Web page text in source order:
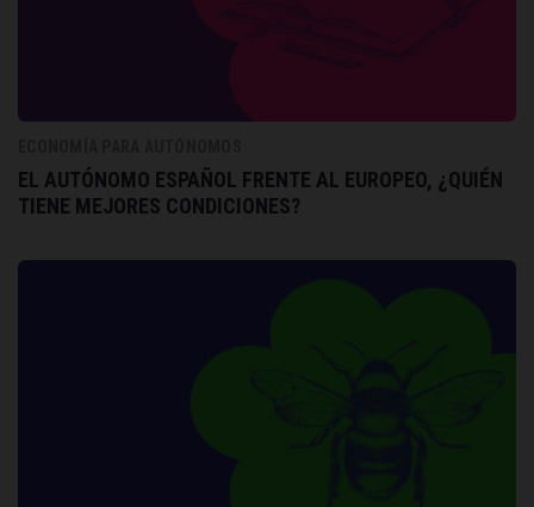
EL AUTÓNOMO ESPAÑOL FRENTE AL EUROPEO, ¿QUIÉN
TIENE MEJORES CONDICIONES?